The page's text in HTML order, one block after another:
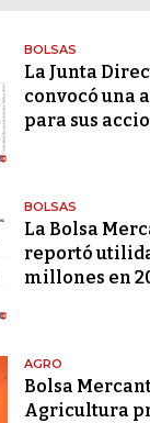
BOLSAS
La Junta
convocó una
para sus
BOLSAS
La Bolsa
reportó
millones en
AGRO
Bolsa
Agricultura